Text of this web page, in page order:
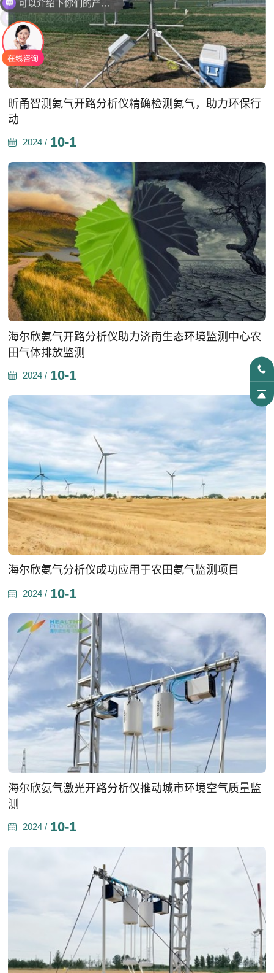
昕甬智测氨气开路分析仪精确检测氨气，助力环保行
动
2024 / 10-1
海尔欣氨气开路分析仪助力济南生态环境监测中心农
田气体排放监测
2024 / 10-1
海尔欣氨气分析仪成功应用于农田氨气监测项目
2024 / 10-1
海尔欣氨气激光开路分析仪推动城市环境空气质量监
测
2024 / 10-1
你们是怎么收费的呢